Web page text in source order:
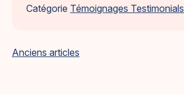
Catégorie Témoignages Testimonials
Navigation
Anciens articles